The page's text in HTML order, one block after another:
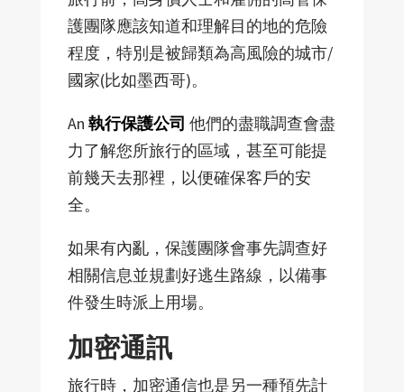
護團隊應該知道和理解目的地的危險
程度，特別是被歸類為高風險的城市/
國家(比如墨西哥)。
An 執行保護公司 他們的盡職調查會盡
力了解您所旅行的區域，甚至可能提
前幾天去那裡，以便確保客戶的安
全。
如果有內亂，保護團隊會事先調查好
相關信息並規劃好逃生路線，以備事
件發生時派上用場。
加密通訊
旅行時，加密通信也是另一種預先計